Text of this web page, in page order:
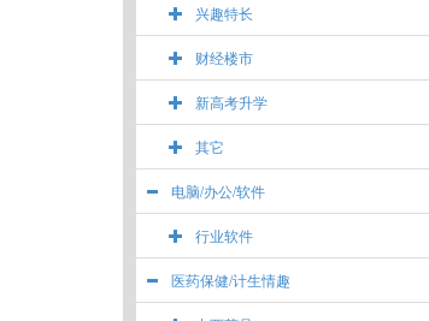
兴趣特长
财经楼市
新高考升学
其它
电脑/办公/软件
行业软件
医药保健/计生情趣